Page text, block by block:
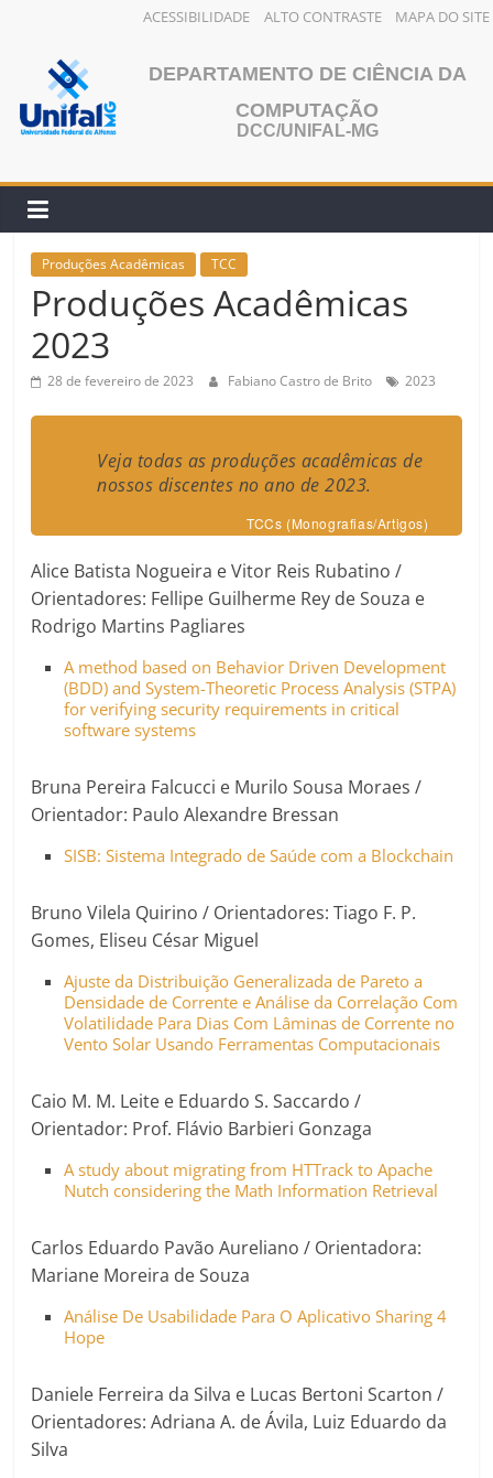
ACESSIBILIDADE ALTO CONTRASTE MAPA DO SITE
conteúdo
DEPARTAMENTO DE CIÊNCIA DA
COMPUTAÇÃO
DCC/UNIFAL-MG
Produções Acadêmicas TCC
Produções Acadêmicas
2023
28 de fevereiro de 2023 Fabiano Castro de Brito 2023
Veja todas as produções acadêmicas de
nossos discentes no ano de 2023.
TCCs (Monografias/Artigos)
Alice Batista Nogueira e Vitor Reis Rubatino /
Orientadores: Fellipe Guilherme Rey de Souza e
Rodrigo Martins Pagliares
A method based on Behavior Driven Development
(BDD) and System-Theoretic Process Analysis (STPA)
for verifying security requirements in critical
software systems
Bruna Pereira Falcucci e Murilo Sousa Moraes /
Orientador: Paulo Alexandre Bressan
SISB: Sistema Integrado de Saúde com a Blockchain
Bruno Vilela Quirino / Orientadores: Tiago F. P.
Gomes, Eliseu César Miguel
Ajuste da Distribuição Generalizada de Pareto a
Densidade de Corrente e Análise da Correlação Com
Volatilidade Para Dias Com Lâminas de Corrente no
Vento Solar Usando Ferramentas Computacionais
Caio M. M. Leite e Eduardo S. Saccardo /
Orientador: Prof. Flávio Barbieri Gonzaga
A study about migrating from HTTrack to Apache
Nutch considering the Math Information Retrieval
Carlos Eduardo Pavão Aureliano / Orientadora:
Mariane Moreira de Souza
Análise De Usabilidade Para O Aplicativo Sharing 4
Hope
Daniele Ferreira da Silva e Lucas Bertoni Scarton /
Orientadores: Adriana A. de Ávila, Luiz Eduardo da
Silva